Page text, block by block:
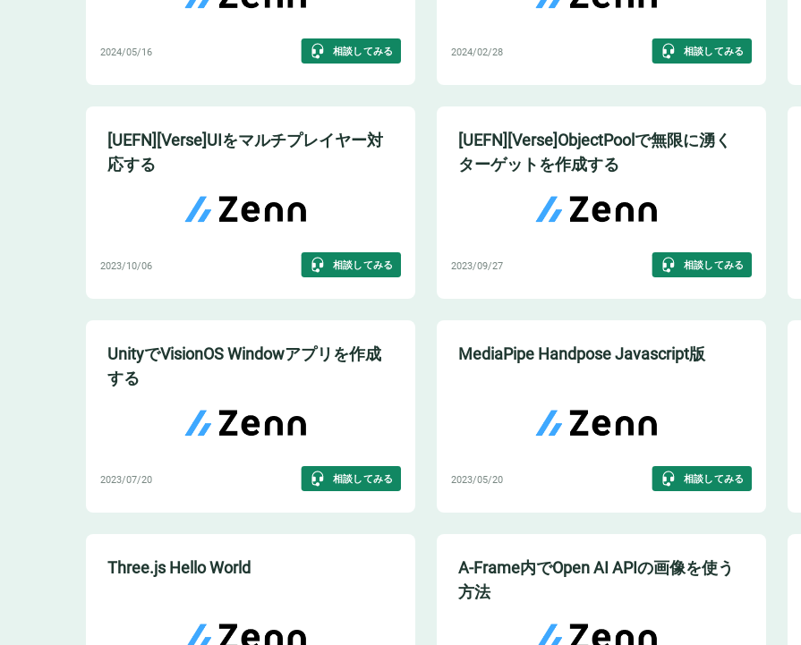
2024/05/16 相談してみる 2024/02/28 相談してみる
[UEFN][Verse]UIをマルチプレイヤー対
応する
2023/10/06 相談してみる
[UEFN][Verse]ObjectPoolで無限に湧く
ターゲットを作成する
2023/09/27 相談してみる
UnityでVisionOS Windowアプリを作成
する
2023/07/20 相談してみる
MediaPipe Handpose Javascript版
2023/05/20 相談してみる
Three.js Hello World
A-Frame内でOpen AI APIの画像を使う
方法